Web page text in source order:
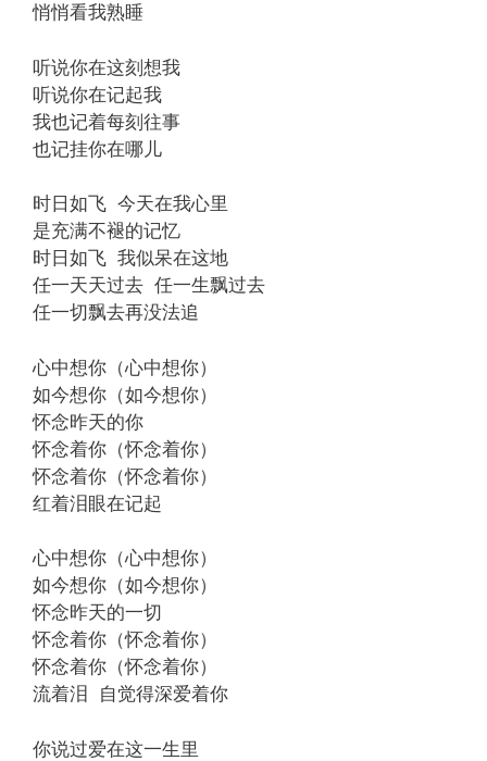
悄悄看我熟睡
听说你在这刻想我
听说你在记起我
我也记着每刻往事
也记挂你在哪儿
时日如飞 今天在我心里
是充满不褪的记忆
时日如飞 我似呆在这地
任一天天过去 任一生飘过去
任一切飘去再没法追
心中想你（心中想你）
如今想你（如今想你）
怀念昨天的你
怀念着你（怀念着你）
怀念着你（怀念着你）
红着泪眼在记起
心中想你（心中想你）
如今想你（如今想你）
怀念昨天的一切
怀念着你（怀念着你）
怀念着你（怀念着你）
流着泪 自觉得深爱着你
你说过爱在这一生里